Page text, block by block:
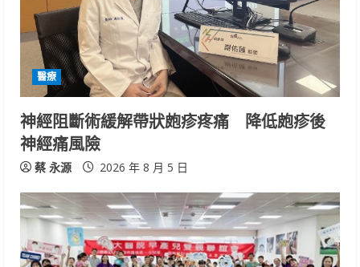
d
n
g
醫療
神經阻斷術緩解帶狀皰疹疼痛 降低皰疹後
神經痛風險
蔡 永源 2026 年 8 月 5 日